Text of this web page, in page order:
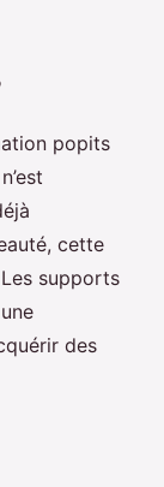
popits
cette
supports
des